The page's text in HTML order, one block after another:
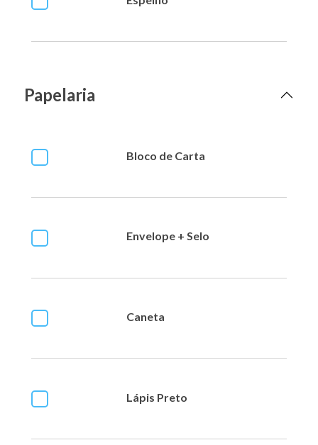
Papelaria
Bloco de Carta
Envelope + Selo
Caneta
Lápis Preto